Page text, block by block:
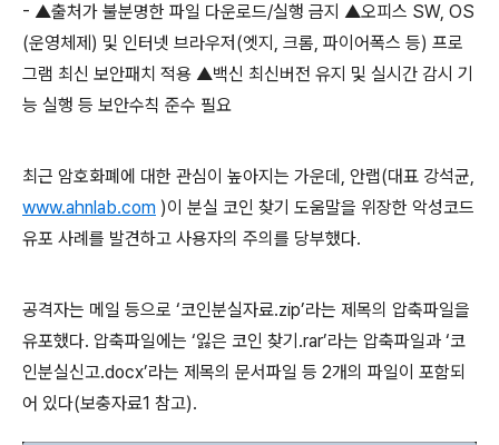
- ▲출처가 불분명한 파일 다운로드/실행 금지 ▲오피스 SW, OS
(운영체제 ) 및 인터넷 브라우저 (엣지 , 크롬, 파이어폭스 등) 프로
그램 최신 보안패치 적용 ▲백신 최신버전 유지 및 실시간 감시 기
능 실행 등 보안수칙 준수 필요
최근 암호화폐에 대한 관심이 높아지는 가운데 , 안랩(대표 강석균,
www.ahnlab.com )이 분실 코인 찾기 도움말을 위장한 악성코드
유포 사례를 발견하고 사용자의 주의를 당부했다.
공격자는 메일 등으로 ‘코인분실자료.zip’라는 제목의 압축파일을
유포했다. 압축파일에는 ‘잃은 코인 찾기 .rar’라는 압축파일과 ‘코
인분실신고.docx’라는 제목의 문서파일 등 2개의 파일이 포함되
어 있다(보충자료1 참고).